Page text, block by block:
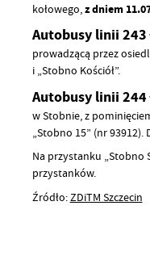
kołowego,z dniem
Autobusy linii 243
prowadzącą przez
i „Stobno Kościół”.
Autobusy linii 244
w Stobnie, z
„Stobno 15” (nr
Na przystanku „Stobno
przystanków.
Źródło: ZDiTM Szczecin